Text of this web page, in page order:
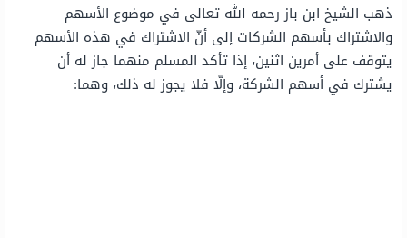
ذهب الشيخ ابن باز رحمه الله تعالى في موضوع الأسهم
والاشتراك بأسهم الشركات إلى أنّ الاشتراك في هذه الأسهم
يتوقف على أمرين اثنين، إذا تأكد المسلم منهما جاز له أن
يشترك في أسهم الشركة، وإلّا فلا يجوز له ذلك، وهما: